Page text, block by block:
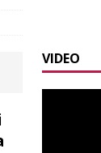
VIDEO